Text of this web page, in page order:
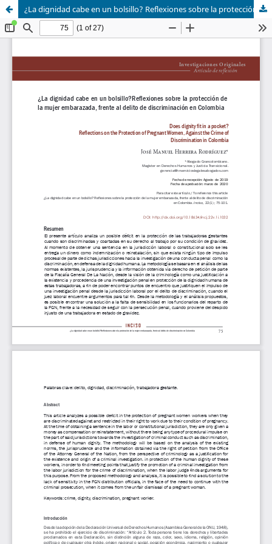
¿La dignidad cabe en un bolsillo? Reflexiones sobre la protección de la mujer embarazada, frente al delito de discriminación en Colombia